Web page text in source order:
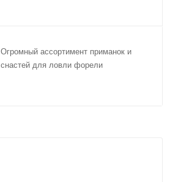
Огромный ассортимент приманок и
снастей для ловли форели